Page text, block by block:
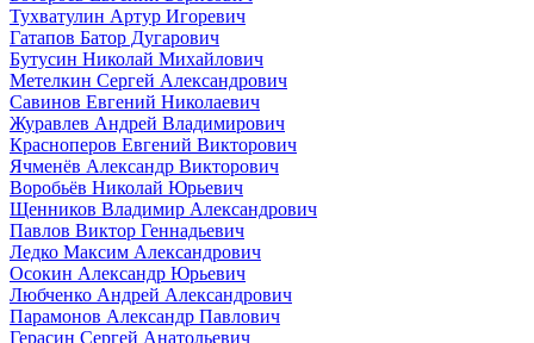
Тухватулин Артур Игоревич
Гатапов Батор Дугарович
Бутусин Николай Михайлович
Метелкин Сергей Александрович
Савинов Евгений Николаевич
Журавлев Андрей Владимирович
Красноперов Евгений Викторович
Ячменёв Александр Викторович
Воробьёв Николай Юрьевич
Щенников Владимир Александрович
Павлов Виктор Геннадьевич
Ледко Максим Александрович
Осокин Александр Юрьевич
Любченко Андрей Александрович
Парамонов Александр Павлович
Герасин Сергей Анатольевич